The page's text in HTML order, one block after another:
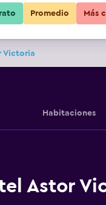
$183
Victoria
Habitaciones
Astor
Promedio Más